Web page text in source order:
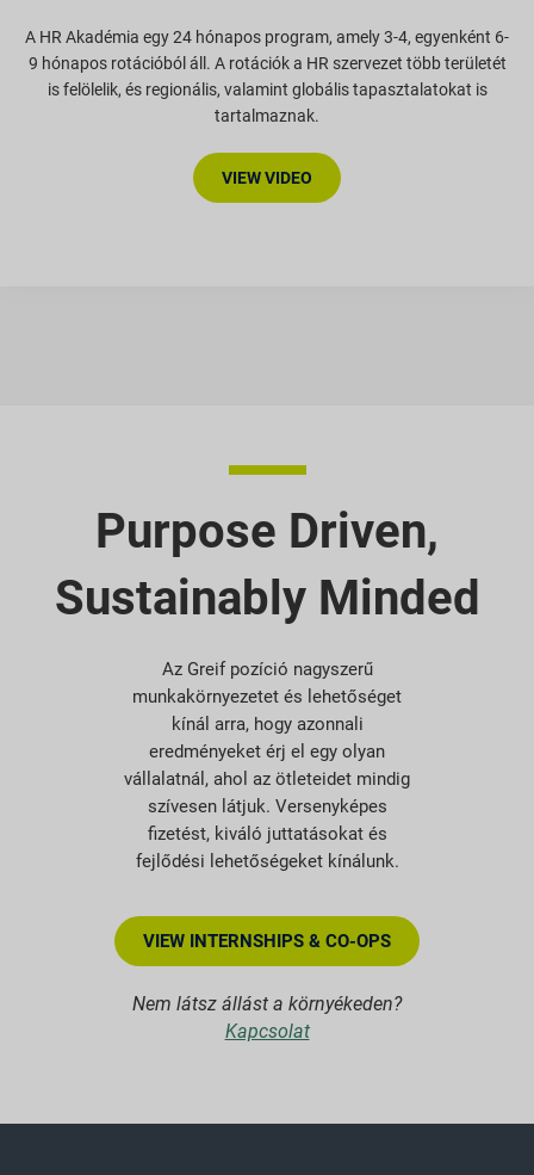
A HR Akadémia egy 24 hónapos program, amely 3-4, egyenként 6-
9 hónapos rotációból áll. A rotációk a HR szervezet több területét
is felölelik, és regionális, valamint globális tapasztalatokat is
tartalmaznak.
VIEW VIDEO
Purpose Driven,
Sustainably Minded
Az Greif pozíció nagyszerű
munkakörnyezetet és lehetőséget
kínál arra, hogy azonnali
eredményeket érj el egy olyan
vállalatnál, ahol az ötleteidet mindig
szívesen látjuk. Versenyképes
fizetést, kiváló juttatásokat és
fejlődési lehetőségeket kínálunk.
VIEW INTERNSHIPS & CO-OPS
Nem látsz állást a környékeden?
Kapcsolat